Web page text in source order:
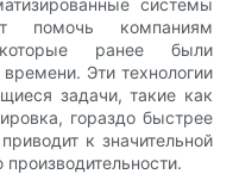
помочь компаниям
которые ранее были
Эти технологии
задачи, такие как
гораздо быстрее
к значительной